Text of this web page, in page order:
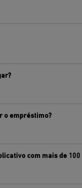
o empréstimo?
com mais de